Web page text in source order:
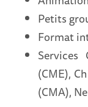
Petits
Format
Services
(CME),
(CMA),